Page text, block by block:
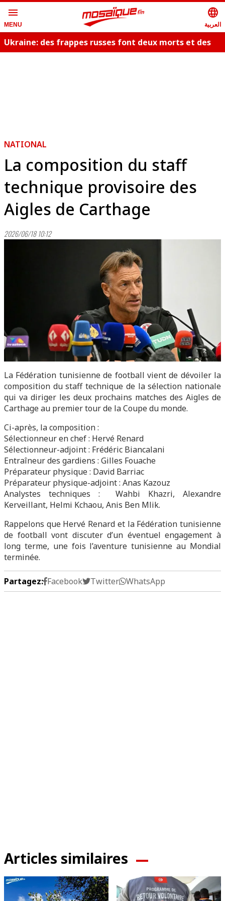
menu
MENU
language
العربية
Ukraine: des frappes russes font deux morts et des
NATIONAL
La composition du staff
technique provisoire des
Aigles de Carthage
2026/06/18 10:12
La Fédération tunisienne de football vient de dévoiler la
composition du staff technique de la sélection nationale
qui va diriger les deux prochains matches des Aigles de
Carthage au premier tour de la Coupe du monde.
Ci-après, la composition :
Sélectionneur en chef : Hervé Renard
Sélectionneur-adjoint : Frédéric Biancalani
Entraîneur des gardiens : Gilles Fouache
Préparateur physique : David Barriac
Préparateur physique-adjoint : Anas Kazouz
Analystes techniques : Wahbi Khazri, Alexandre
Kerveillant, Helmi Kchaou, Anis Ben Mlik.
Rappelons que Hervé Renard et la Fédération tunisienne
de football vont discuter d’un éventuel engagement à
long terme, une fois l’aventure tunisienne au Mondial
terminée.
Partagez: Facebook Twitter WhatsApp
Articles similaires